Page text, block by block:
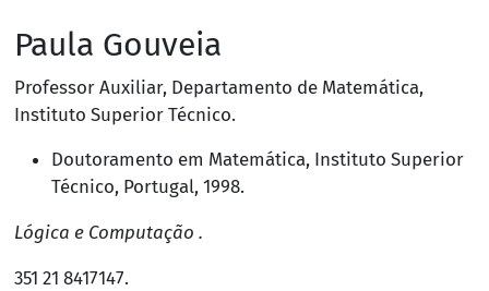
Paula Gouveia
Professor Auxiliar, Departamento de Matemática,
Instituto Superior Técnico.
Doutoramento em Matemática, Instituto Superior
Técnico, Portugal, 1998.
Lógica e Computação .
351 21 8417147.